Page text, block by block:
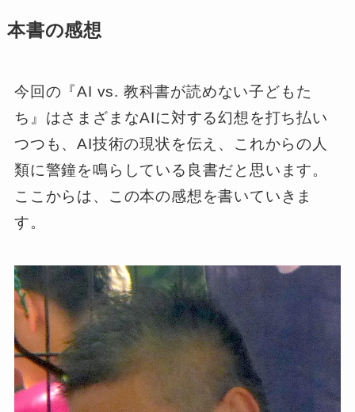
本書の感想
今回の『AI vs. 教科書が読めない子どもた
ち』はさまざまなAIに対する幻想を打ち払い
つつも、AI技術の現状を伝え、これからの人
類に警鐘を鳴らしている良書だと思います。
ここからは、この本の感想を書いていきま
す。